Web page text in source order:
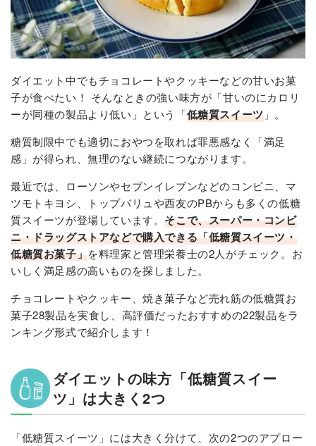
ダイエット中でもチョコレートやクッキーなどの甘いお菓
子が食べたい！ そんなときの強い味方が「甘いのにカロリ
ーが同種の製品より低い」という「低糖質スイーツ」。
糖質制限中でも適切におやつを取れば罪悪感なく「満足
感」が得られ、無理のない継続につながります。
最近では、ローソンやセブンイレブンなどのコンビニ、マ
ツモトキヨシ、トップバリュや西友のPBからも多くの低糖
質スイーツが登場しています。そこで、スーパー・コンビ
ニ・ドラッグストアなどで購入できる「低糖質スイーツ・
低糖質お菓子」を料理家と管理栄養士の2人がチェック。お
いしく満足感の高いものを探しました。
チョコレートやクッキー、焼き菓子など売れ筋の低糖質お
菓子28製品を実食し、高評価だったおすすめの22製品をラ
ンキング形式で紹介します！
ダイエットの味方「低糖質スイー
ツ」は大きく2つ
「低糖質スイーツ」には大きく分けて、次の2つのアプロー